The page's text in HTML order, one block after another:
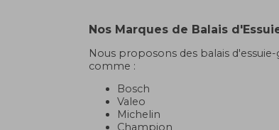
Nos Marques de Balais
Nous proposons des balais
comme :
Bosch
Valeo
Michelin
Champion